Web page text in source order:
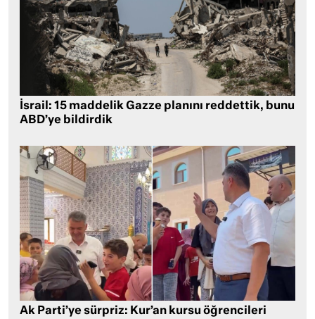
İsrail: 15 maddelik Gazze planını reddettik, bunu
ABD’ye bildirdik
Ak Parti’ye sürpriz: Kur’an kursu öğrencileri